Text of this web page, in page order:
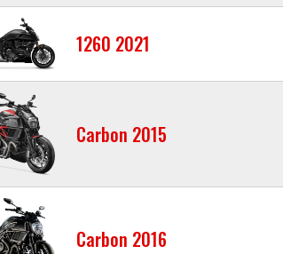
1260 2021
Carbon 2015
Carbon 2016